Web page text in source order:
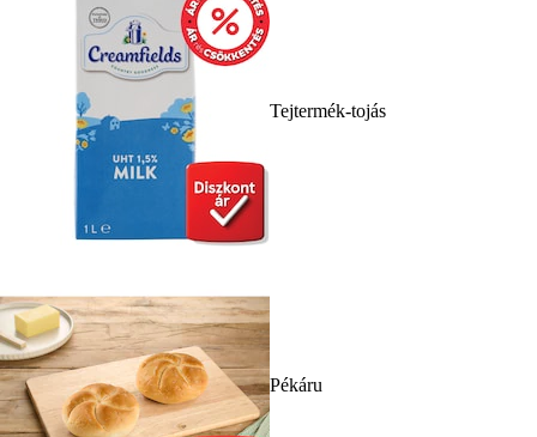
Tejtermék-tojás
Pékáru